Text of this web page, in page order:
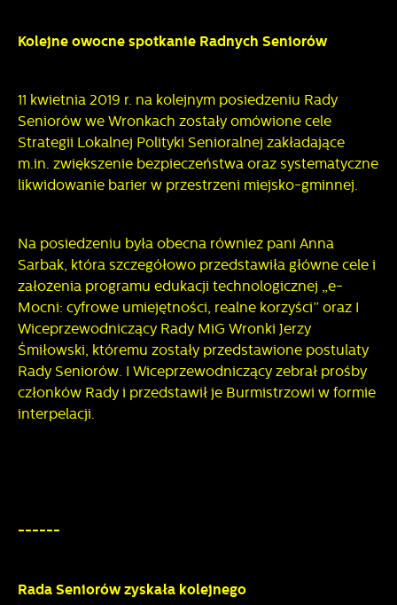
Kolejne owocne spotkanie Radnych Seniorów
11 kwietnia 2019 r. na kolejnym posiedzeniu Rady
Seniorów we Wronkach zostały omówione cele
Strategii Lokalnej Polityki Senioralnej zakładające
m.in. zwiększenie bezpieczeństwa oraz systematyczne
likwidowanie barier w przestrzeni miejsko-gminnej.
Na posiedzeniu była obecna również pani Anna
Sarbak, która szczegółowo przedstawiła główne cele i
założenia programu edukacji technologicznej „e-
Mocni: cyfrowe umiejętności, realne korzyści” oraz I
Wiceprzewodniczący Rady MiG Wronki Jerzy
Śmiłowski, któremu zostały przedstawione postulaty
Rady Seniorów. I Wiceprzewodniczący zebrał prośby
członków Rady i przedstawił je Burmistrzowi w formie
interpelacji.
------
Rada Seniorów zyskała kolejnego